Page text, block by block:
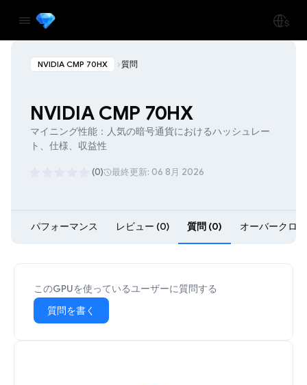
NVIDIA CMP 70HX 質問
NVIDIA CMP 70HX
マイニング性能：人気の暗号通貨におけるハッシュレー
ト、仕様、収益性
(0) 最終更新: 06 8月 2026
パフォーマンス レビュー (0) 質問 (0) オーバークロ
このGPUを使っているユーザーに質問する
質問を書く